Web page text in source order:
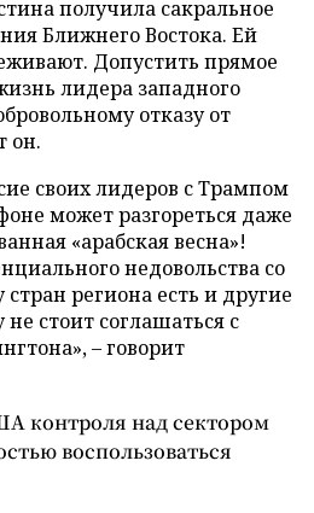
получила сакральное
Ближнего Востока. Ей
Допустить прямое
лидера западного
отказу от
он.
своих лидеров с Трампом
может разгореться даже
«арабская весна»!
недовольства со
региона есть и другие
стоит соглашаться с
– говорит
контроля над сектором
воспользоваться